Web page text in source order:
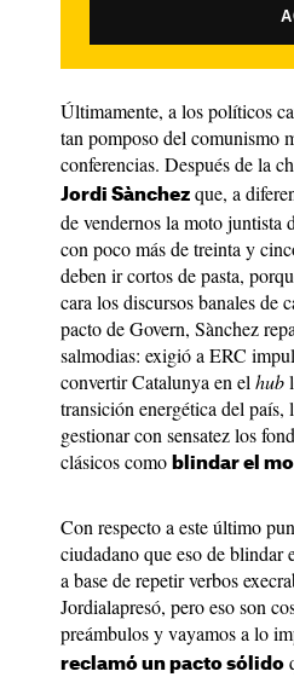
Últimamente, a los políticos
tan pomposo del comunismo
conferencias. Después de la
Jordi Sànchez que, a
de vendernos la moto juntista
con poco más de treinta y
deben ir cortos de pasta,
cara los discursos banales de
pacto de Govern, Sànchez
salmodias: exigió a ERC
convertir Catalunya en el hub
transición energética del
gestionar con sensatez los
clásicos como blindar el
Con respecto a este último
ciudadano que eso de blindar
a base de repetir verbos
Jordialapresó, pero eso son
preámbulos y vayamos a lo
reclamó un pacto sólido